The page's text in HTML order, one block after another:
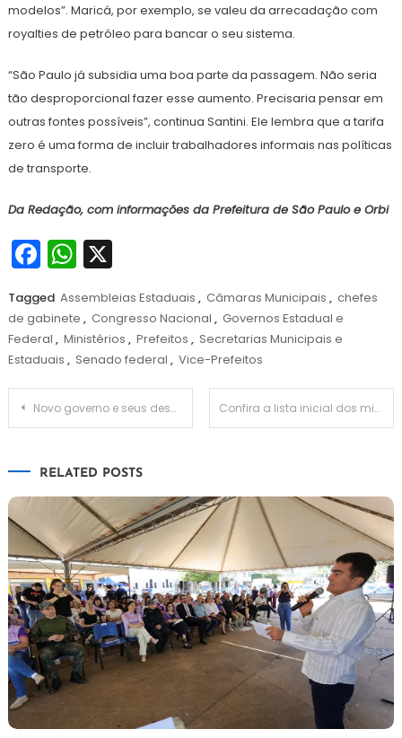
modelos”. Maricá, por exemplo, se valeu da arrecadação com
royalties de petróleo para bancar o seu sistema.
“São Paulo já subsidia uma boa parte da passagem. Não seria
tão desproporcional fazer esse aumento. Precisaria pensar em
outras fontes possíveis”, continua Santini. Ele lembra que a tarifa
zero é uma forma de incluir trabalhadores informais nas políticas
de transporte.
Da Redação, com informações da Prefeitura de São Paulo e Orbi
Facebook
WhatsApp
X
Tagged Assembleias Estaduais , Câmaras Municipais , chefes
de gabinete , Congresso Nacional , Governos Estadual e
Federal , Ministérios , Prefeitos , Secretarias Municipais e
Estaduais , Senado federal , Vice-Prefeitos
Navegação
Novo governo e seus desafios Confira a lista inicial dos ministros já nomeados por Lula
RELATED POSTS